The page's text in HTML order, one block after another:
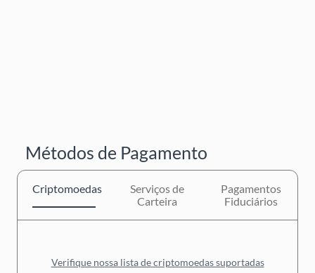
Métodos de Pagamento
Criptomoedas
Serviços de
Carteira
Pagamentos
Fiduciários
Verifique nossa lista de criptomoedas suportadas